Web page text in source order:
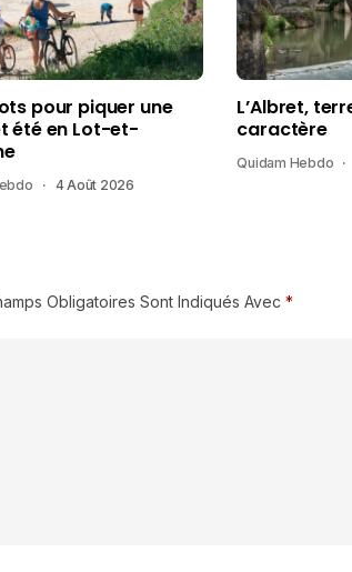
pour piquer une
été en Lot-et-
4 Août 2026
L’Albret,
caractère
Quidam Hebdo
Obligatoires Sont Indiqués Avec *